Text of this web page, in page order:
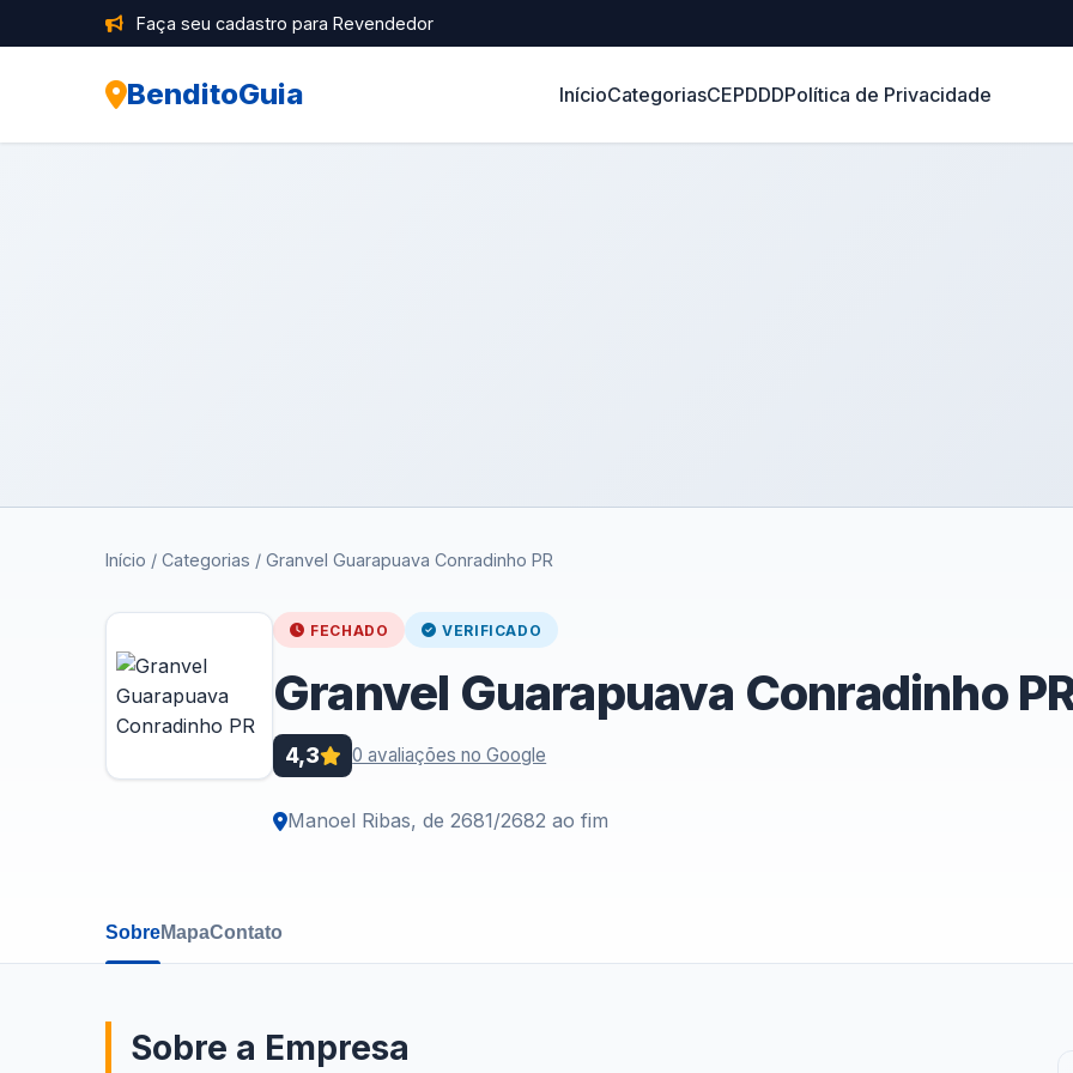
Faça seu cadastro para Revendedor
BenditoGuia InícioCategoriasCEPDDDPolítica de Privacidade
Início / Categorias / Granvel Guarapuava Conradinho PR
FECHADO VERIFICADO
Granvel Guarapuava Conradinho
4,3 0 avaliações no Google
Manoel Ribas, de 2681/2682 ao fim
SobreMapaContato
Sobre a Empresa